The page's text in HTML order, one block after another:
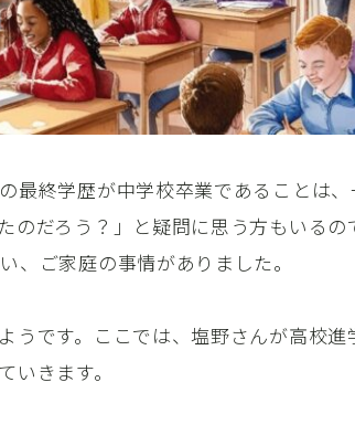
最終学歴が中学校卒業であることは、
のだろう？」と疑問に思う方もいるの
、ご家庭の事情がありました。
うです。ここでは、塩野さんが高校進
きます。